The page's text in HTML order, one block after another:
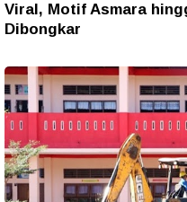
Viral, Motif Asmara
Dibongkar